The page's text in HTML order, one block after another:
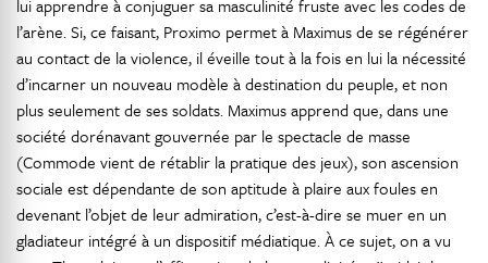
lui apprendre à conjuguer sa masculinité fruste avec les codes de
l’arène. Si, ce faisant, Proximo permet à Maximus de se régénérer
au contact de la violence, il éveille tout à la fois en lui la nécessité
d’incarner un nouveau modèle à destination du peuple, et non
plus seulement de ses soldats. Maximus apprend que, dans une
société dorénavant gouvernée par le spectacle de masse
(Commode vient de rétablir la pratique des jeux), son ascension
sociale est dépendante de son aptitude à plaire aux foules en
devenant l’objet de leur admiration, c’est-à-dire se muer en un
gladiateur intégré à un dispositif médiatique. À ce sujet, on a vu